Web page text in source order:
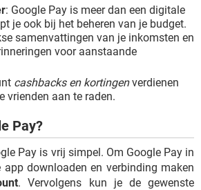
: Google Pay is meer dan een digitale
je ook bij het beheren van je budget.
samenvattingen van je inkomsten en
voor aanstaande
cashbacks en kortingenverdienen
vrienden aan te raden.
Pay?
Pay is vrij simpel. Om Google Pay in
app downloaden en verbinding maken
. Vervolgens kun je de gewenste